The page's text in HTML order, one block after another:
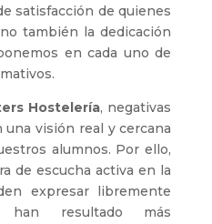
satisfacción de quienes
también la dedicación
en cada uno de
Hostelería, negativas
visión real y cercana
alumnos. Por ello,
de escucha activa en la
expresar libremente
resultado más